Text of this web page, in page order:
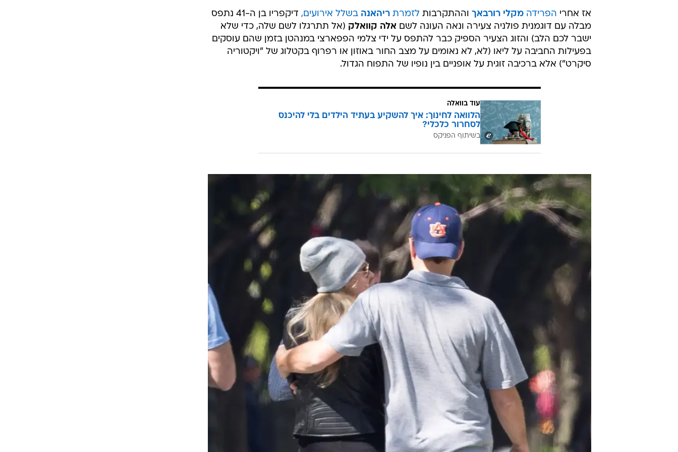
אז אחרי הפרידה מקלי רורבאך וההתקרבות לזמרת ריהאנה בשלל אירועים,
דיקפריו בן ה-41 נתפס
מבלה עם דוגמנית פולניה צעירה ונאה העונה לשם אלה קוואלק (אל תתרגלו לשם שלה, כדי שלא
ישבר לכם הלב) והזוג הצעיר הספיק כבר להתפס על ידי צלמי הפפארצי במנהטן בזמן שהם עוסקים
בפעילות החביבה על ליאו (לא, לא נאומים על מצב החור באוזון או רפרוף בקטלוג של "ויקטוריה
סיקרט") אלא ברכיבה זוגית על אופניים בין נופיו של התפוח הגדול.
עוד בוואלה
הלוואה לחינוך: איך להשקיע בעתיד הילדים בלי להיכנס
לסחרור כלכלי?
בשיתוף הפניקס